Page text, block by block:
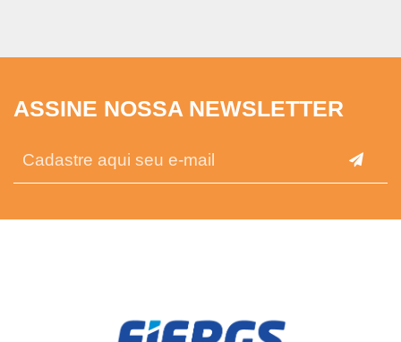
ASSINE NOSSA NEWSLETTER